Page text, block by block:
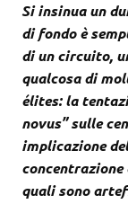
Si insinua un
di fondo è
di un circuito,
qualcosa di
élites: la
novus” sulle
implicazione
quali sono